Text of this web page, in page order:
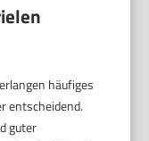
häufiges
entscheidend.
guter